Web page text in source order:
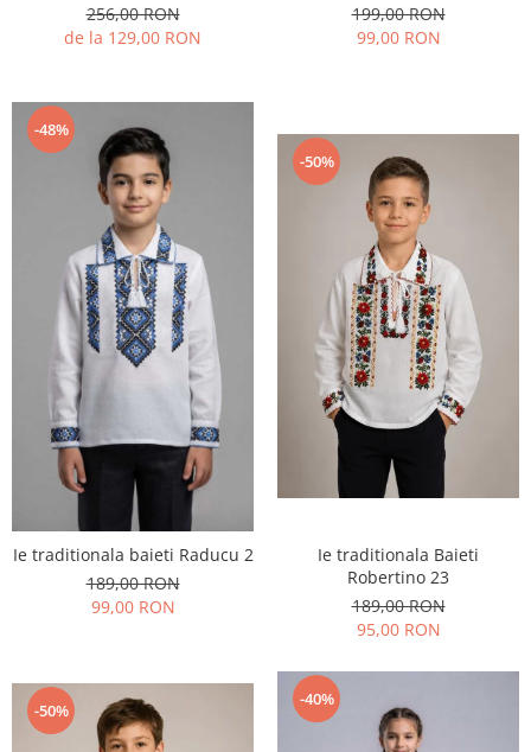
256,00 RON
de la 129,00 RON
199,00 RON
99,00 RON
-48%
Ie traditionala baieti Raducu 2
189,00 RON
99,00 RON
-50%
Ie traditionala Baieti
Robertino 23
189,00 RON
95,00 RON
-50%
-40%